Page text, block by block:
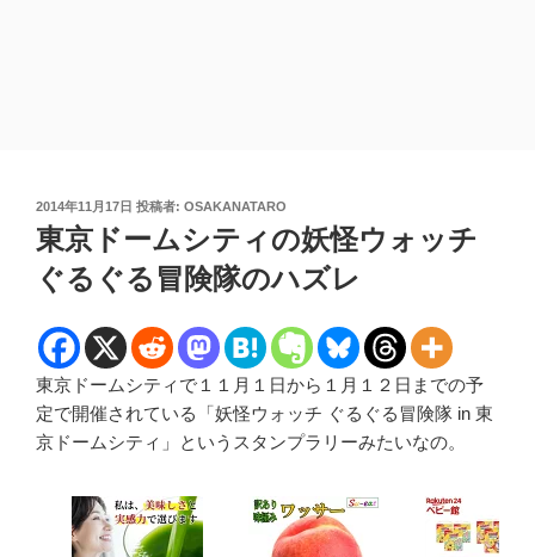
投
稿
日:
2014年11月17日 投稿者: OSAKANATARO
東京ドームシティの妖怪ウォッチ
ぐるぐる冒険隊のハズレ
東京ドームシティで１１月１日から１月１２日までの予
定で開催されている「妖怪ウォッチ ぐるぐる冒険隊 in 東
京ドームシティ」というスタンプラリーみたいなの。